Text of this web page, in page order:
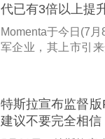
代已有3倍以上提
Momenta于今日(7
军企业，其上市引
波指出，这标志着
台，更好对接国际
车行业的龙头与标
度合作的模式，既
特斯拉宣布监督版
建议不要完全相